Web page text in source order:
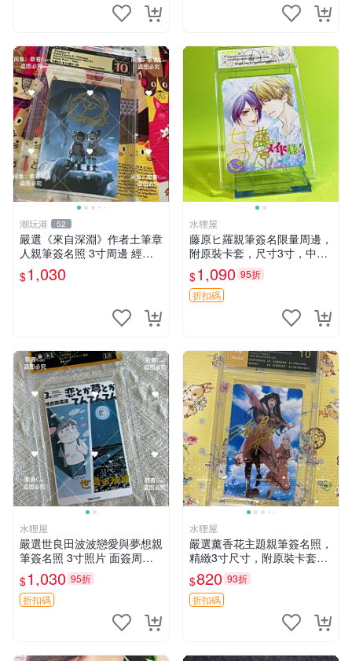
潮玩港 52
嚴選《來自深淵》作者土筆章
人親筆簽名照 3寸周邊 經典
卡磚 相片拍賣 深淵 Made in
Abyss 土筆章人 照片
$1,030
水狸屋
藤原ヒ羅親筆簽名限量周邊，
附原裝卡套，尺寸3寸，中古
輕瑕 會長大人 親筆 簽名 周
邊 卡套 3寸 中古初瑕
$1,090 95折
折扣碼
水狸屋
嚴選世良田波波戀愛與夢想親
筆簽名照 3寸照片 面簽周邊
照片卡磚
$1,030 95折
折扣碼
水狸屋
嚴選薰香花主題親筆簽名照，
精緻3寸尺寸，附原裝卡套。
收藏級品相，值得珍藏。 薰
香花 花卉 照片
$820 93折
折扣碼